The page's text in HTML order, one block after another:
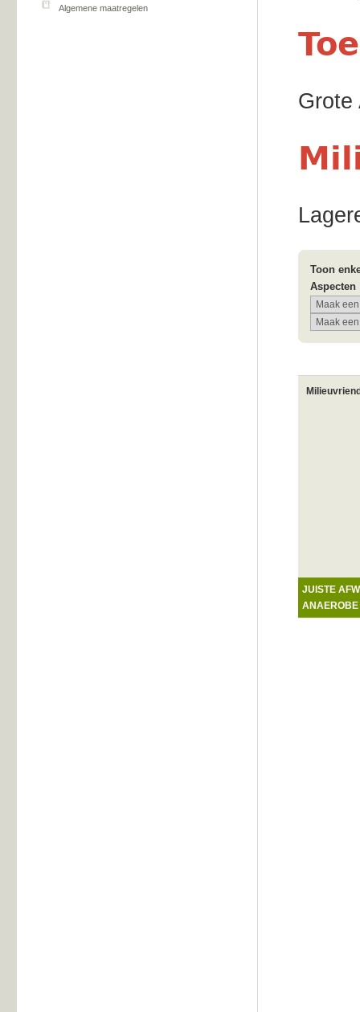
Algemene maatregelen
Grote
Toon
Aspecten
JUISTE
ANAEROBE